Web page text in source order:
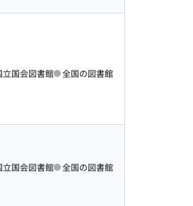
立国会図書館 全国の図書館
立国会図書館 全国の図書館